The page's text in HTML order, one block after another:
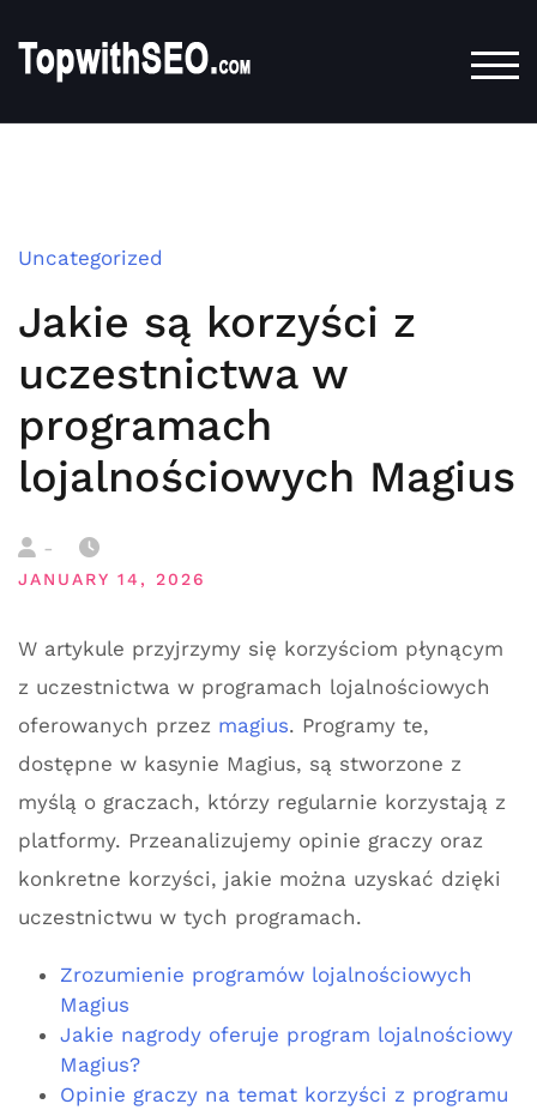
Uncategorized
Jakie są korzyści z
uczestnictwa w
programach
lojalnościowych Magius
-
JANUARY 14, 2026
W artykule przyjrzymy się korzyściom płynącym
z uczestnictwa w programach lojalnościowych
oferowanych przez magius. Programy te,
dostępne w kasynie Magius, są stworzone z
myślą o graczach, którzy regularnie korzystają z
platformy. Przeanalizujemy opinie graczy oraz
konkretne korzyści, jakie można uzyskać dzięki
uczestnictwu w tych programach.
Zrozumienie programów lojalnościowych
Magius
Jakie nagrody oferuje program lojalnościowy
Magius?
Opinie graczy na temat korzyści z programu